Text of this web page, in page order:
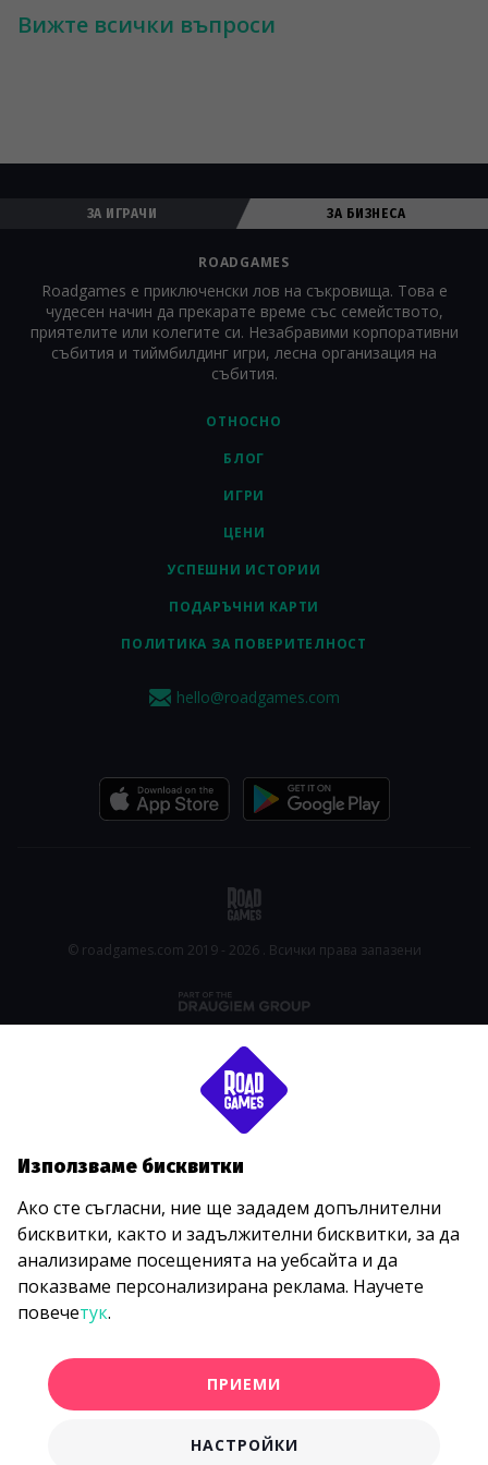
Определят се от формата, избран за събитието. Услуги за
Вижте всички въпроси
ЗА ИГРАЧИ ЗА БИЗНЕСА
ОТНОСНО
БЛОГ
ИГРИ
ЦЕНИ
УСПЕШНИ ИСТОРИИ
ПОДАРЪЧНИ КАРТИ
ПОЛИТИКА ЗА ПОВЕРИТЕЛНОСТ
ROADGAMES
Roadgames е приключенски лов на съкровища. Това е
чудесен начин да прекарате време със семейството,
приятелите или колегите си. Незабравими корпоративни
събития и тиймбилдинг игри, лесна организация на
събития.
hello@roadgames.com
© roadgames.com 2019 - 2026 . Всички права запазени
Използваме бисквитки
Ако сте съгласни, ние ще зададем допълнителни
бисквитки, както и задължителни бисквитки, за да
анализираме посещенията на уебсайта и да
показваме персонализирана реклама. Научете
повечетук.
ПРИЕМИ
НАСТРОЙКИ